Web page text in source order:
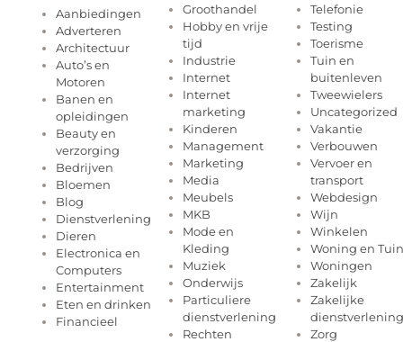
Aanbiedingen
Adverteren
Architectuur
Auto’s en
Motoren
Banen en
opleidingen
Beauty en
verzorging
Bedrijven
Bloemen
Blog
Dienstverlening
Dieren
Electronica en
Computers
Entertainment
Eten en drinken
Financieel
Groothandel
Hobby en vrije
tijd
Industrie
Internet
Internet
marketing
Kinderen
Management
Marketing
Media
Meubels
MKB
Mode en
Kleding
Muziek
Onderwijs
Particuliere
dienstverlening
Rechten
Telefonie
Testing
Toerisme
Tuin en
buitenleven
Tweewielers
Uncategorized
Vakantie
Verbouwen
Vervoer en
transport
Webdesign
Wijn
Winkelen
Woning en Tuin
Woningen
Zakelijk
Zakelijke
dienstverlening
Zorg